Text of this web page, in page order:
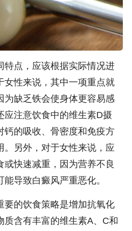
特点，应该根据实际情况进
女性来说，其中一项重点就
为缺乏铁会使身体更容易感
应注意饮食中的维生素D摄
钙的吸收、骨密度和免疫方
。另外，对于女性来说，应
或快速减重，因为营养不良
导致白癜风严重恶化。
要的饮食策略是增加抗氧化
质含有丰富的维生素A、C和